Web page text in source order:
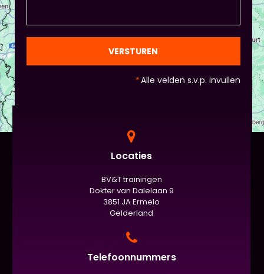
en die van Piet en vervolgens de deelnemers:
gezien de eindpresentaties van 5 minuten de
officiële/vaste werkvorm zijn. Voor beginners is het
evaluatieformulier niet :)
VERSTUREN
*Alle velden s.v.p. invullen
Locaties
BV&T trainingen
Dokter van Dalelaan 9
3851 JA Ermelo
Gelderland
Telefoonnummers